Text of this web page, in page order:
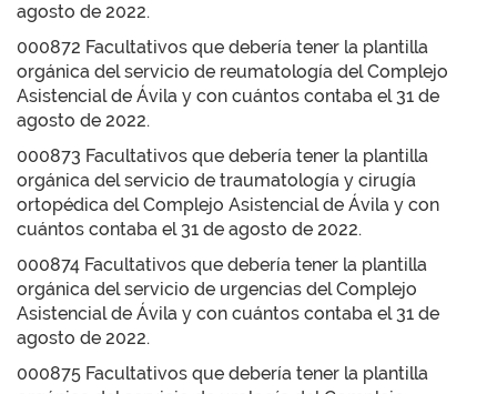
agosto de 2022.
000872 Facultativos que debería tener la plantilla
orgánica del servicio de reumatología del Complejo
Asistencial de Ávila y con cuántos contaba el 31 de
agosto de 2022.
000873 Facultativos que debería tener la plantilla
orgánica del servicio de traumatología y cirugía
ortopédica del Complejo Asistencial de Ávila y con
cuántos contaba el 31 de agosto de 2022.
000874 Facultativos que debería tener la plantilla
orgánica del servicio de urgencias del Complejo
Asistencial de Ávila y con cuántos contaba el 31 de
agosto de 2022.
000875 Facultativos que debería tener la plantilla